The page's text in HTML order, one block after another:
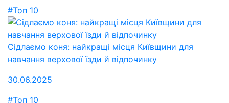
#Топ 10
Сідлаємо коня: найкращі місця Київщини для
навчання верхової їзди й відпочинку
30.06.2025
#Топ 10